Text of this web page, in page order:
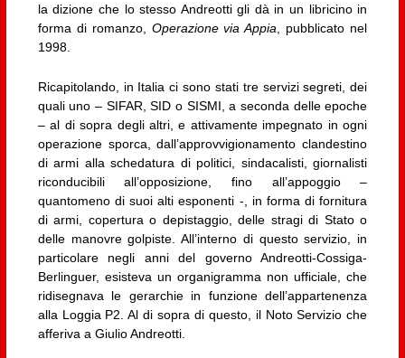
la dizione che lo stesso Andreotti gli dà in un libricino in
forma di romanzo, Operazione via Appia , pubblicato nel
1998.
Ricapitolando, in Italia ci sono stati tre servizi segreti, dei
quali uno – SIFAR, SID o SISMI, a seconda delle epoche
– al di sopra degli altri, e attivamente impegnato in ogni
operazione sporca, dall’approvvigionamento clandestino
di armi alla schedatura di politici, sindacalisti, giornalisti
riconducibili all’opposizione, fino all’appoggio –
quantomeno di suoi alti esponenti -, in forma di fornitura
di armi, copertura o depistaggio, delle stragi di Stato o
delle manovre golpiste. All’interno di questo servizio, in
particolare negli anni del governo Andreotti-Cossiga-
Berlinguer, esisteva un organigramma non ufficiale, che
ridisegnava le gerarchie in funzione dell’appartenenza
alla Loggia P2. Al di sopra di questo, il Noto Servizio che
afferiva a Giulio Andreotti.